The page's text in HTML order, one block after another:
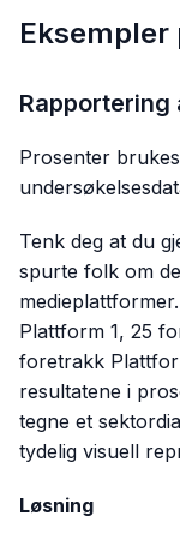
Eksempler
Prosenter
Tenk deg at du
spurte folk om
Plattform 1, 25
foretrakk
resultatene i
tegne et
tydelig visuell
Løsning